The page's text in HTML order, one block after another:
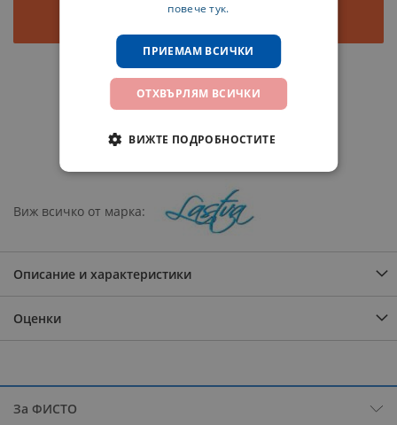
Добави в количката
Добави в любими
Виж всичко от марка
Описание и характеристики
Оценки
За ФИСТО
повече тук.
ПРИЕМАМ ВСИЧКИ
ОТХВЪРЛЯМ ВСИЧКИ
ВИЖТЕ ПОДРОБНОСТИТЕ